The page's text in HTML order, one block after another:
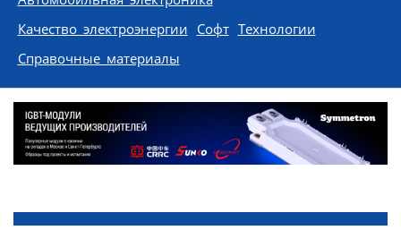
Качество электроэнергии Софт Технологии
Справочные материалы